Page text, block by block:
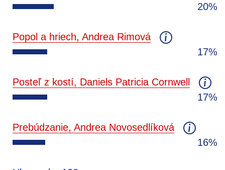
20%
Popol a hriech, Andrea Rimová
17%
Posteľ z kostí, Daniels Patricia Cornwell
17%
Prebúdzanie, Andrea Novosedlíková
16%